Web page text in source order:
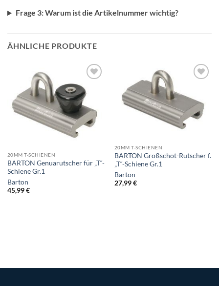
Frage 3: Warum ist die Artikelnummer wichtig?
ÄHNLICHE PRODUKTE
20MM T-SCHIENEN
BARTON Genuarutscher für „T“-
Schiene Gr.1
Barton
45,99€
20MM T-SCHIENEN
BARTON Großschot-Rutscher f.
„T“-Schiene Gr.1
Barton
27,99€